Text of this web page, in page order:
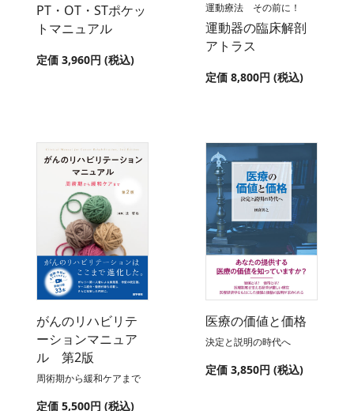
PT・OT・STポケッ
トマニュアル
定価 3,960円 (税込)
運動療法 その前に！
運動器の臨床解剖
アトラス
定価 8,800円 (税込)
がんのリハビリテ
ーションマニュア
ル 第2版
周術期から緩和ケアまで
定価 5,500円 (税込)
医療の価値と価格
決定と説明の時代へ
定価 3,850円 (税込)